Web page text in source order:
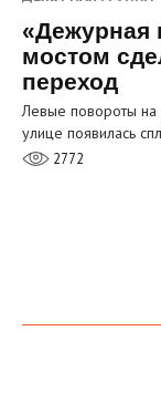
«Дежурная
мостом
переход
Левые повороты на
улице появилась
2772